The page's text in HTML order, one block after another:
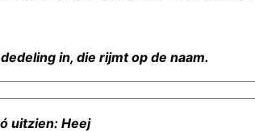
in, die rijmt op de naam.
uitzien: Heej